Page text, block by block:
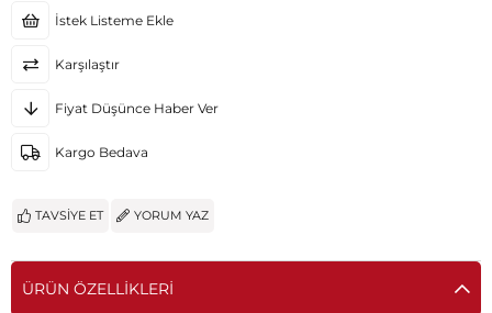
İstek Listeme Ekle
Karşılaştır
Fiyat Düşünce Haber Ver
Kargo Bedava
TAVSIYE ET YORUM YAZ
ÜRÜN ÖZELLIKLERI